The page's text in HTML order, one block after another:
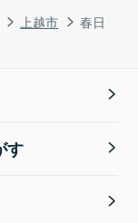
上越市 春日
す